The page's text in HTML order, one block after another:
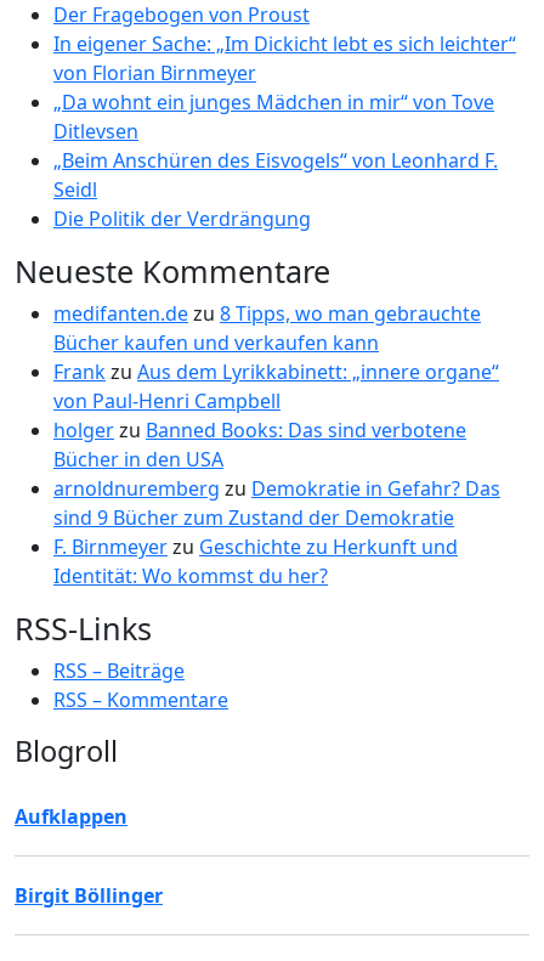
Der Fragebogen von Proust
In eigener Sache: „Im Dickicht lebt es sich leichter“
von Florian Birnmeyer
„Da wohnt ein junges Mädchen in mir“ von Tove
Ditlevsen
„Beim Anschüren des Eisvogels“ von Leonhard F.
Seidl
Die Politik der Verdrängung
Neueste Kommentare
medifanten.dezu 8 Tipps, wo man gebrauchte
Bücher kaufen und verkaufen kann
Frankzu Aus dem Lyrikkabinett: „innere organe“
von Paul-Henri Campbell
holgerzu Banned Books: Das sind verbotene
Bücher in den USA
arnoldnuremberg zu Demokratie in Gefahr? Das
sind 9 Bücher zum Zustand der Demokratie
F. Birnmeyerzu Geschichte zu Herkunft und
Identität: Wo kommst du her?
RSS-Links
RSS – Beiträge
RSS – Kommentare
Blogroll
Aufklappen
Birgit Böllinger